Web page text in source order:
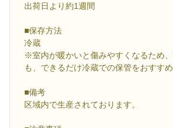
出荷日より約1週間
■保存方法
冷蔵
※室内が暖かいと傷みやすくなるため
も、できるだけ冷蔵での保管をおすすめ
■備考
区域内で生産されております。